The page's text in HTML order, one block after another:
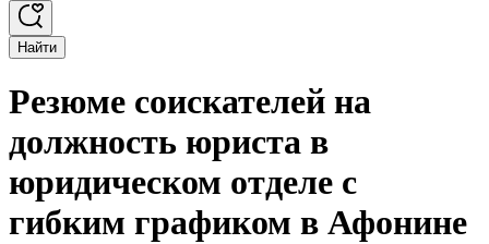
Найти
Резюме соискателей на
должность юриста в
юридическом отделе с
гибким графиком в Афонине